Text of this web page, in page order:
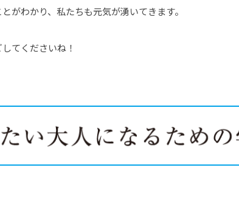
がわかり、私たちも元気が湧いてきます。
てくださいね！